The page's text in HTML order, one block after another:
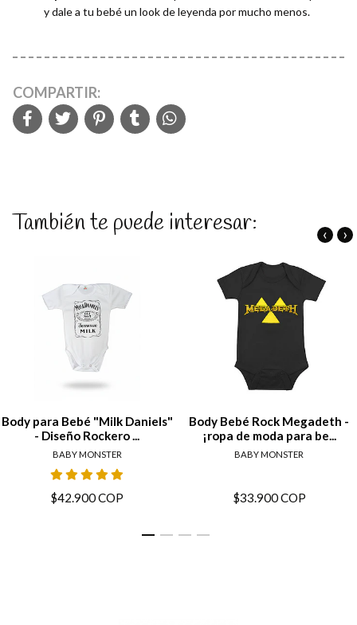
y dale a tu bebé un look de leyenda por mucho menos.
COMPARTIR:
También te puede interesar:
Body para Bebé "Milk Daniels"
- Diseño Rockero ...
BABY MONSTER
$42.900 COP
Body Bebé Rock Megadeth -
¡ropa de moda para be...
BABY MONSTER
$33.900 COP
‹ ›